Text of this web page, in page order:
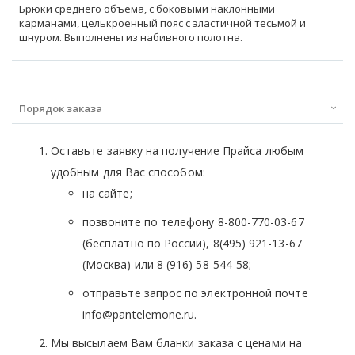
Брюки среднего объема, с боковыми наклонными
карманами, целькроенный пояс с эластичной тесьмой и
шнуром. Выполнены из набивного полотна.
Порядок заказа
Оставьте заявку на получение Прайса любым
удобным для Вас способом:
на сайте;
позвоните по телефону 8-800-770-03-67
(бесплатно по России), 8(495) 921-13-67
(Москва) или 8 (916) 58-544-58;
отправьте запрос по электронной почте
info@pantelemone.ru.
Мы высылаем Вам бланки заказа с ценами на